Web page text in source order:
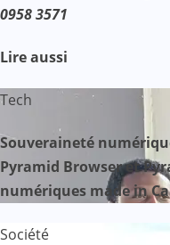
0958 3571
Lire aussi
Tech
Souveraineté
Pyramid Browser et
numériques made in
Société